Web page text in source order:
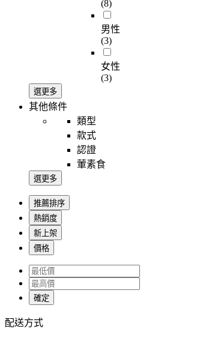
(8)
男性
(3)
女性
(3)
選更多
其他條件
類型
款式
認證
葷素食
選更多
推薦排序
熱銷度
新上架
價格
確定
配送方式